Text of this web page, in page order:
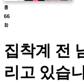
집착계 전
리고 있습